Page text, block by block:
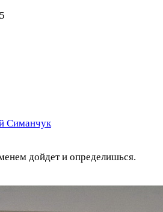
Симанчук
дойдет и определишься.